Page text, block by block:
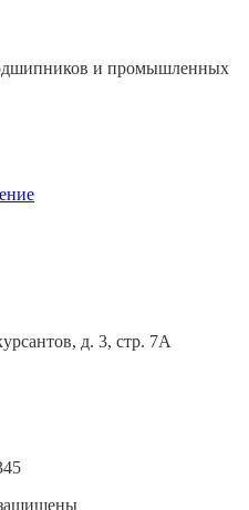
и промышленных
д. 3, стр. 7А